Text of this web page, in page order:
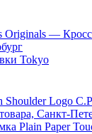
Tokyo
Plain Paper